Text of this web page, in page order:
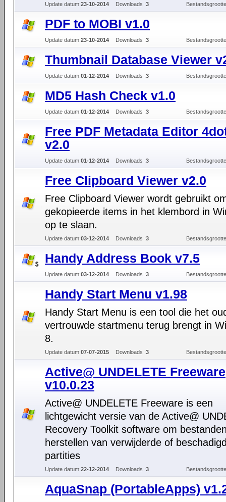
Update datum:23-10-2014 Downloads :3
PDF to MOBI v1.0
Update datum:23-10-2014 Downloads :3
Thumbnail Database Viewer
Update datum:01-12-2014 Downloads :3
MD5 Hash Check v1.0
Update datum:01-12-2014 Downloads :3
Free PDF Metadata Editor
v2.0
Update datum:01-12-2014 Downloads :3
Free Clipboard Viewer v2.0
Free Clipboard Viewer wordt gebruikt
gekopieerde items in het klembord in
op te slaan.
Update datum:03-12-2014 Downloads :3
Handy Address Book v7.5
Update datum:03-12-2014 Downloads :3
Handy Start Menu v1.98
Handy Start Menu is een tool die het
vertrouwde startmenu terug brengt in
8.
Update datum:07-07-2015 Downloads :3
Active@ UNDELETE Freeware
v10.0.23
Active@ UNDELETE Freeware is een
lichtgewicht versie van de Active@
Recovery Toolkit software om
herstellen van verwijderde of
partities
Update datum:22-12-2014 Downloads :3
AquaSnap (PortableApps)